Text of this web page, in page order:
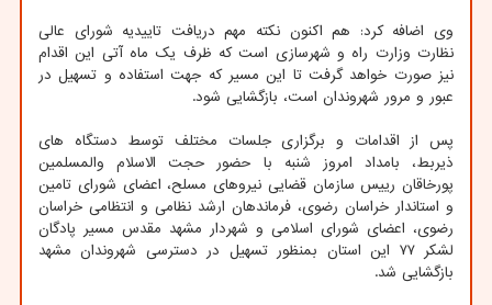
وی اضافه کرد: هم اکنون نکته مهم دریافت تاییدیه شورای عالی
نظارت وزارت راه و شهرسازی است که ظرف یک ماه آتی این اقدام
نیز صورت خواهد گرفت تا این مسیر که جهت استفاده و تسهیل در
عبور و مرور شهروندان است، بازگشایی شود.
پس از اقدامات و برگزاری جلسات مختلف توسط دستگاه های
ذیربط، بامداد امروز شنبه با حضور حجت الاسلام والمسلمین
پورخاقان رییس سازمان قضایی نیروهای مسلح، اعضای شورای تامین
و استاندار خراسان رضوی، فرماندهان ارشد نظامی و انتظامی خراسان
رضوی، اعضای شورای اسلامی و شهردار مشهد مقدس مسیر پادگان
لشکر ۷۷ این استان بمنظور تسهیل در دسترسی شهروندان مشهد
بازگشایی شد.